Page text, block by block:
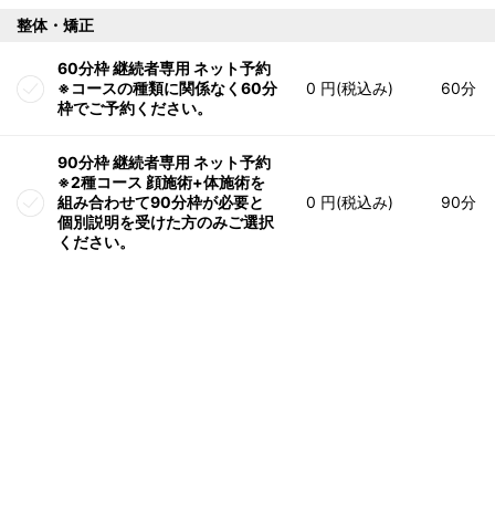
整体・矯正
60分枠 継続者専用 ネット予約
※コースの種類に関係なく60分
枠でご予約ください。
0 円(税込み) 60分
90分枠 継続者専用 ネット予約
※2種コース 顔施術+体施術を
組み合わせて90分枠が必要と
個別説明を受けた方のみご選択
ください。
0 円(税込み) 90分